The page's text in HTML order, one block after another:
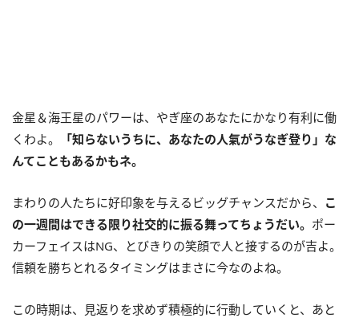
金星＆海王星のパワーは、やぎ座のあなたにかなり有利に働
くわよ。
「知らないうちに、あなたの人氣がうなぎ登り」な
んてこともあるかもネ。
まわりの人たちに好印象を与えるビッグチャンスだから、 こ
の一週間はできる限り社交的に振る舞ってちょうだい。 ポー
カーフェイスはNG、とびきりの笑顔で人と接するのが吉よ。
信頼を勝ちとれるタイミングはまさに今なのよね。
この時期は、見返りを求めず積極的に行動していくと、あと